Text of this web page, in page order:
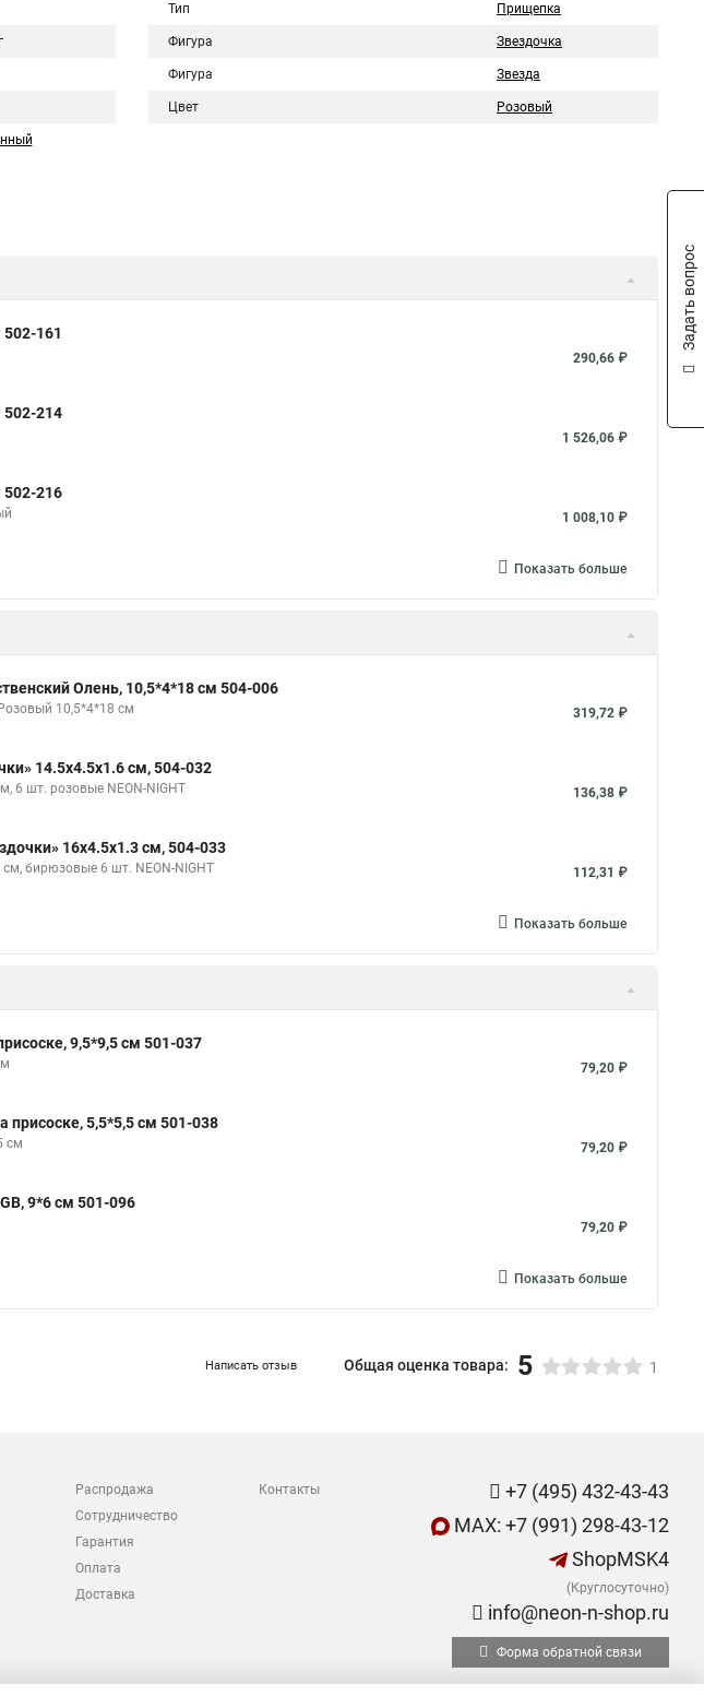
Тип Прищепка
Фигура Звездочка
Фигура Звезда
Цвет Розовый
161
290,66 ₽
502-214
1 526,06 ₽
502-216
1 008,10 ₽
Показать больше
Олень, 10,5*4*18 см 504-006
10,5*4*18 см 319,72 ₽
14.5x4.5x1.6 cм, 504-032
6 шт. розовые NEON-NIGHT 136,38 ₽
16x4.5x1.3 cм, 504-033
бирюзовые 6 шт. NEON-NIGHT 112,31 ₽
Показать больше
9,5*9,5 см 501-037
79,20 ₽
присоске, 5,5*5,5 см 501-038
см 79,20 ₽
9*6 см 501-096
79,20 ₽
Показать больше
Написать отзыв Общая оценка товара: 5 1
Распродажа
Сотрудничество
Гарантия
Оплата
Доставка
Контакты
+7 (495) 432-43-43
MAX: +7 (991) 298-43-12
ShopMSK4
(Круглосуточно)
info@neon-n-shop.ru
Форма обратной связи
Задать вопрос